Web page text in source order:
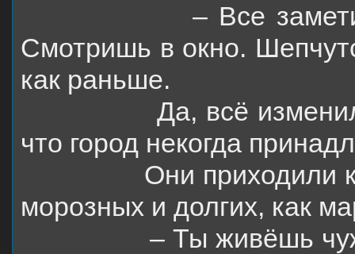
– Все
Смотришь в окно.
как раньше.
Да, всё
что город некогда
Они приходили
морозных и долгих, как
– Ты живёшь